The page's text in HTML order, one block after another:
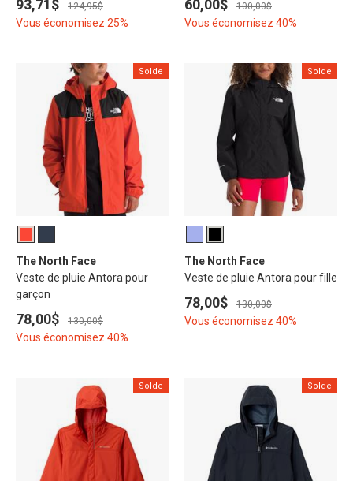
93,71$ 124,95$
Vous économisez 25%
60,00$ 100,00$
Vous économisez 40%
Solde
The North Face
Veste de pluie Antora pour
garçon
78,00$ 130,00$
Vous économisez 40%
Solde
The North Face
Veste de pluie Antora pour fille
78,00$ 130,00$
Vous économisez 40%
Solde Solde